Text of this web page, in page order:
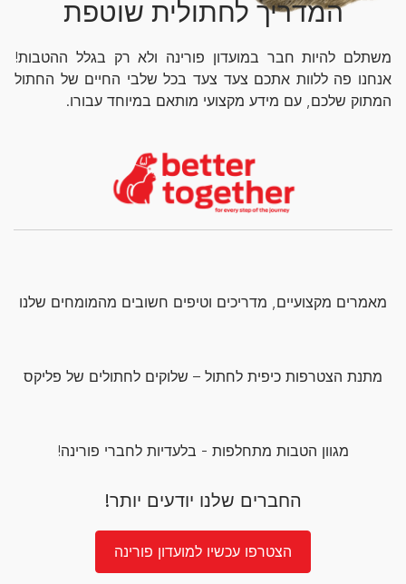
המדריך לחתולית שוטפת
משתלם להיות חבר במועדון פורינה ולא רק בגלל ההטבות!
אנחנו פה ללוות אתכם צעד צעד בכל שלבי החיים של החתול
המתוק שלכם, עם מידע מקצועי מותאם במיוחד עבורו.
מאמרים מקצועיים, מדריכים וטיפים חשובים מהמומחים שלנו
מתנת הצטרפות כיפית לחתול – שלוקים לחתולים של פליקס
מגוון הטבות מתחלפות - בלעדיות לחברי פורינה!
החברים שלנו יודעים יותר!
הצטרפו עכשיו למועדון פורינה